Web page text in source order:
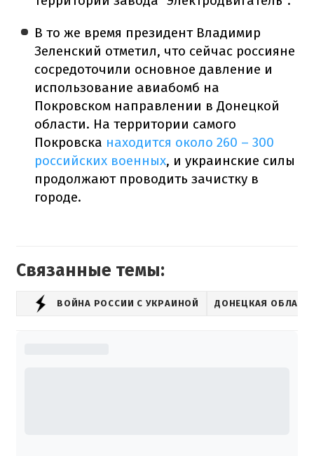
В то же время президент Владимир
Зеленский отметил, что сейчас россияне
сосредоточили основное давление и
использование авиабомб на
Покровском направлении в Донецкой
области. На территории самого
Покровска находится около 260 – 300
российских военных, и украинские силы
продолжают проводить зачистку в
городе.
Связанные темы:
ВОЙНА РОССИИ С УКРАИНОЙ ДОНЕЦКАЯ